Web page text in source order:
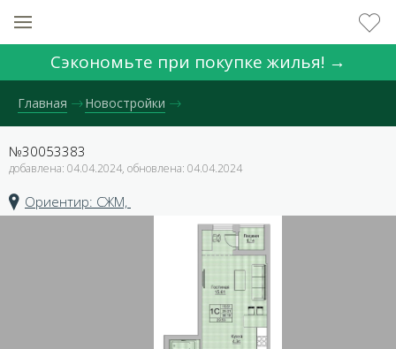
Сэкономьте при покупке жилья! →
Главная Новостройки
№30053383
добавлена: 04.04.2024, обновлена: 04.04.2024
Ориентир: СЖМ,